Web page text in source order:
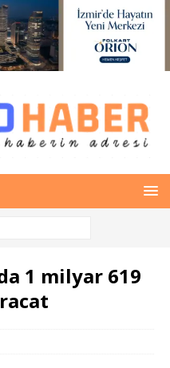
1 milyar 619